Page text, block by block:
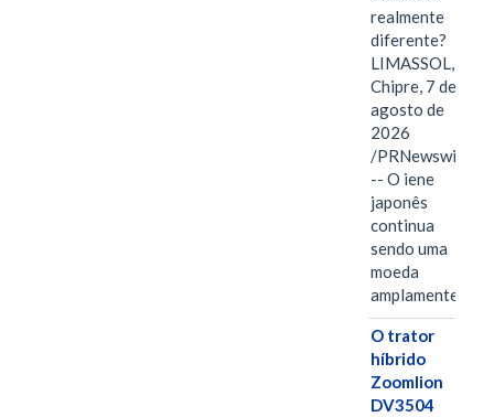
realmente
diferente?
LIMASSOL,
Chipre, 7 de
agosto de
2026
/PRNewswire/
-- O iene
japonês
continua
sendo uma
moeda
amplamente…
O trator
híbrido
Zoomlion
DV3504